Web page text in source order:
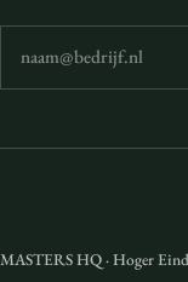
MASTERS HQ·Hoger